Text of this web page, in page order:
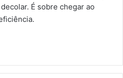
É sobre chegar ao